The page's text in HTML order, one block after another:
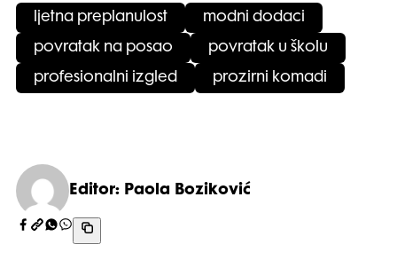
ljetna preplanulost modni dodaci
povratak na posao povratak u školu
profesionalni izgled prozirni komadi
Editor: Paola Boziković